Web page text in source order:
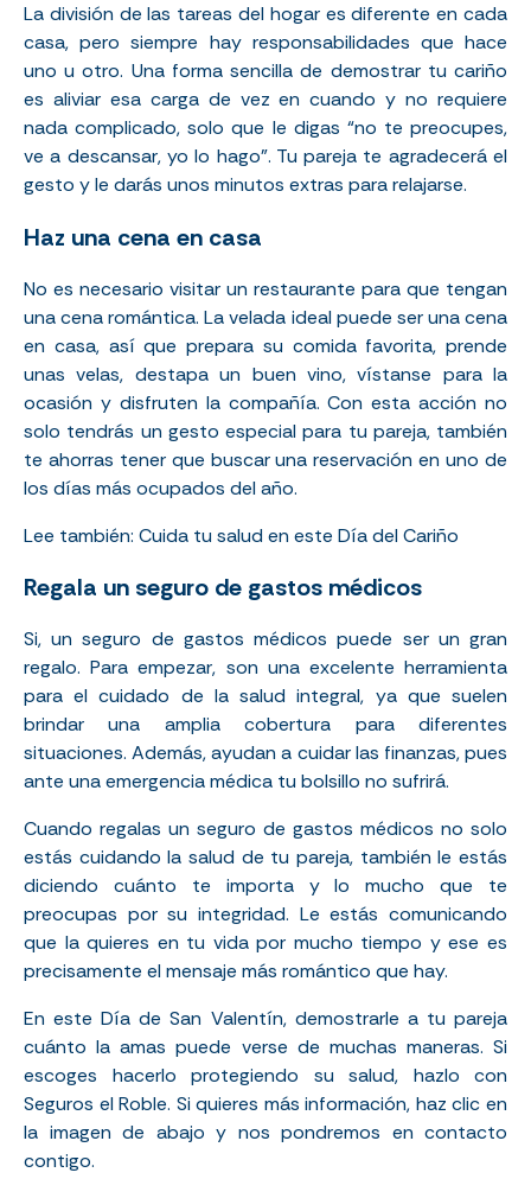
La división de las tareas del hogar es diferente en cada
casa, pero siempre hay responsabilidades que hace
uno u otro. Una forma sencilla de demostrar tu cariño
es aliviar esa carga de vez en cuando y no requiere
nada complicado, solo que le digas “no te preocupes,
ve a descansar, yo lo hago”. Tu pareja te agradecerá el
gesto y le darás unos minutos extras para relajarse.
Haz una cena en casa
No es necesario visitar un restaurante para que tengan
una cena romántica. La velada ideal puede ser una cena
en casa, así que prepara su comida favorita, prende
unas velas, destapa un buen vino, vístanse para la
ocasión y disfruten la compañía. Con esta acción no
solo tendrás un gesto especial para tu pareja, también
te ahorras tener que buscar una reservación en uno de
los días más ocupados del año.
Lee también: Cuida tu salud en este Día del Cariño
Regala un seguro de gastos médicos
Si, un seguro de gastos médicos puede ser un gran
regalo. Para empezar, son una excelente herramienta
para el cuidado de la salud integral, ya que suelen
brindar una amplia cobertura para diferentes
situaciones. Además, ayudan a cuidar las finanzas, pues
ante una emergencia médica tu bolsillo no sufrirá.
Cuando regalas un seguro de gastos médicos no solo
estás cuidando la salud de tu pareja, también le estás
diciendo cuánto te importa y lo mucho que te
preocupas por su integridad. Le estás comunicando
que la quieres en tu vida por mucho tiempo y ese es
precisamente el mensaje más romántico que hay.
En este Día de San Valentín, demostrarle a tu pareja
cuánto la amas puede verse de muchas maneras. Si
escoges hacerlo protegiendo su salud, hazlo con
Seguros el Roble. Si quieres más información, haz clic en
la imagen de abajo y nos pondremos en contacto
contigo.